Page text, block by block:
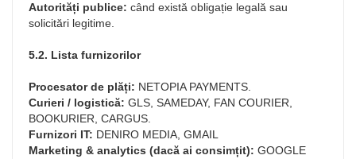
Autorități publice: când există obligație legală sau
solicitări legitime.
5.2. Lista furnizorilor
Procesator de plăți: NETOPIA PAYMENTS.
Curieri / logistică: GLS, SAMEDAY, FAN COURIER,
BOOKURIER, CARGUS.
Furnizori IT: DENIRO MEDIA, GMAIL
Marketing & analytics (dacă ai consimțit): GOOGLE